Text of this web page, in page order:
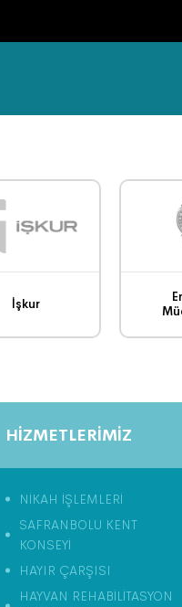
İşkur
HİZMETLERİMİZ
NİKAH İŞLEMLERİ
SAFRANBOLU KENT
KONSEYİ
HAYIR ÇARŞISI
HAYVAN REHABİLİTASYON